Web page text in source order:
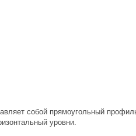
собой прямоугольный
уровни.